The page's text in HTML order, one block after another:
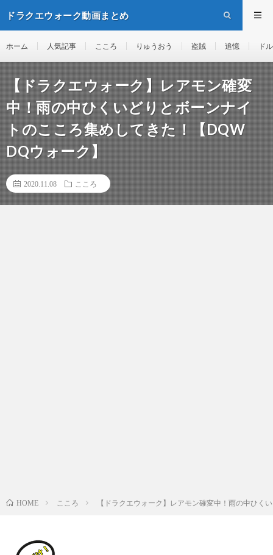
ドラクエウォーク動画まとめ
ホーム 人気記事 こころ りゅうおう 盗賊 追憶 ド
【ドラクエウォーク】レアモン確変
中！雨の中ひくいどりとボーンナイ
トのこころ集めしてきた！【DQW
DQウォーク】
2020.11.08 こころ
HOME こころ 【ドラクエウォーク】レアモン確変中！雨の中ひく